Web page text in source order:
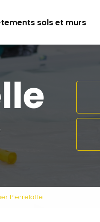
sols et murs
Pierrelatte